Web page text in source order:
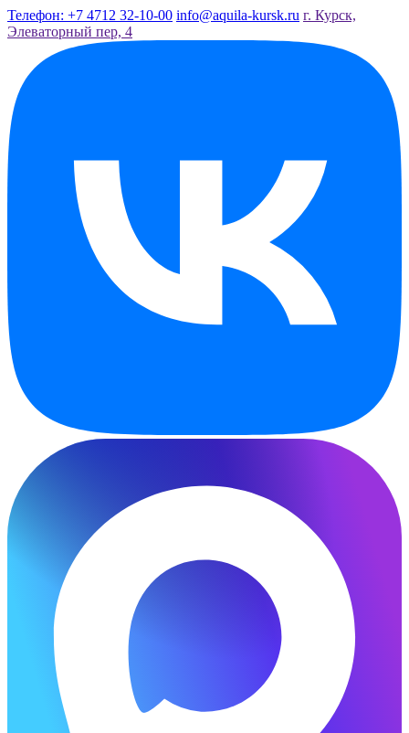
Телефон: +7 4712 32-10-00 info@aquila-kursk.ru г. Курск,
Элеваторный пер, 4